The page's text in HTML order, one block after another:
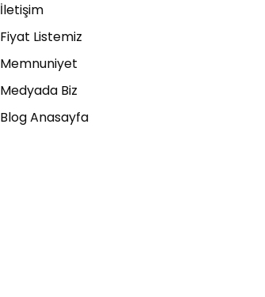
İletişim
Fiyat Listemiz
Memnuniyet
Medyada Biz
Blog Anasayfa